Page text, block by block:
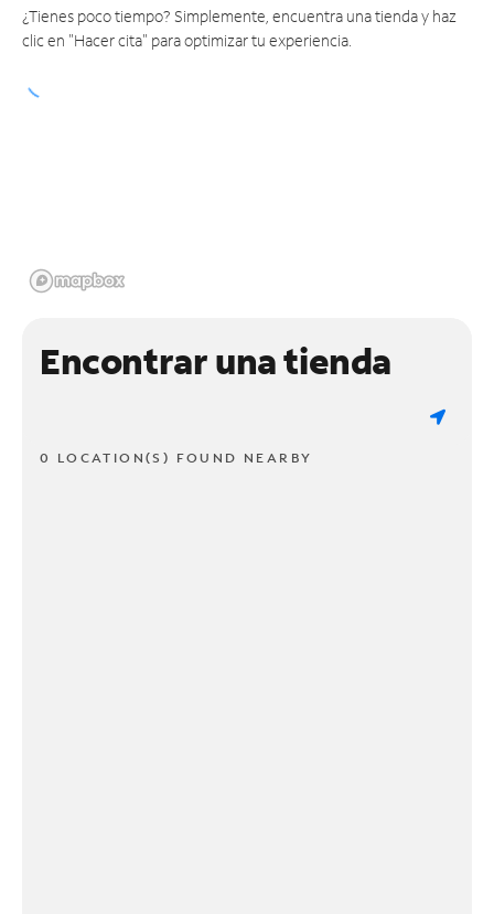
¿Tienes poco tiempo? Simplemente, encuentra una tienda y haz
clic en "Hacer cita" para optimizar tu experiencia.
Encontrar una tienda
0 LOCATION(S) FOUND NEARBY